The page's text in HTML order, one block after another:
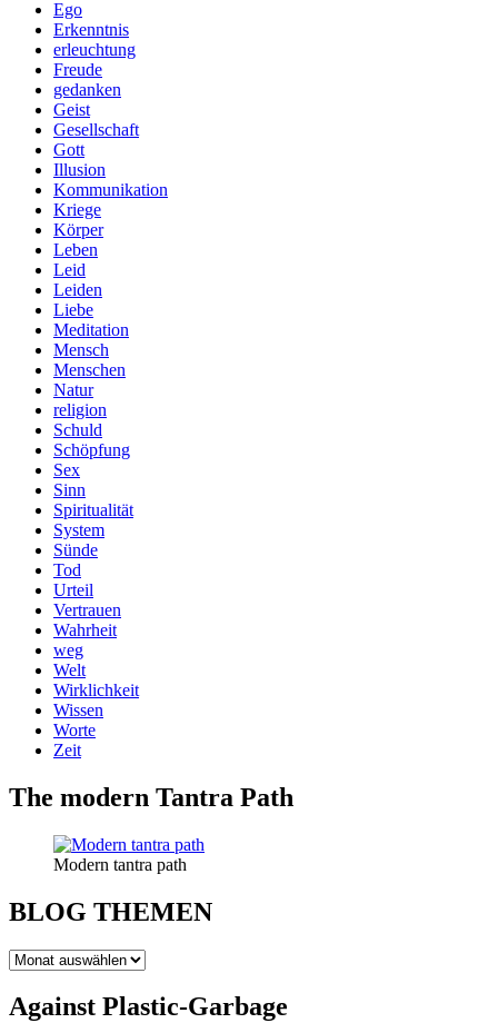
Ego
Erkenntnis
erleuchtung
Freude
gedanken
Geist
Gesellschaft
Gott
Illusion
Kommunikation
Kriege
Körper
Leben
Leid
Leiden
Liebe
Meditation
Mensch
Menschen
Natur
religion
Schuld
Schöpfung
Sex
Sinn
Spiritualität
System
Sünde
Tod
Urteil
Vertrauen
Wahrheit
weg
Welt
Wirklichkeit
Wissen
Worte
Zeit
The modern Tantra Path
Modern tantra path
BLOG THEMEN
BLOG
Against Plastic-Garbage